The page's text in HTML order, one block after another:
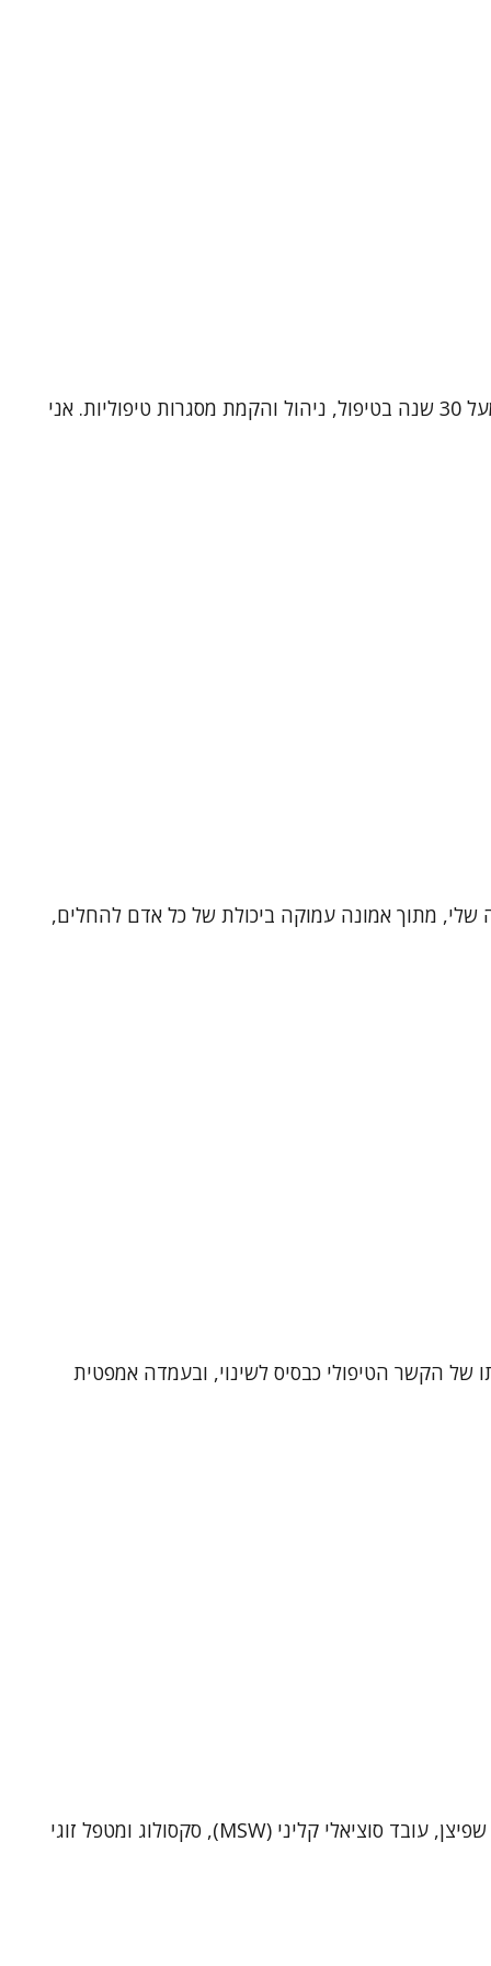
שמי ד"ר תלמה כהן, עובדת סוציאלית קלינית (MSW, Ph.D) ומטפלת זוגית ומשפחתית מוסמכת. אני בעלת ניסיון עשיר של מעל 30 שנה בטיפול, ניהול והקמת מסגרות טיפוליות. אני
שלי, מתוך אמונה עמוקה ביכולת של כל אדם להחלים,
של הקשר הטיפולי כבסיס לשינוי, ובעמדה אמפטית
שי שפיצן – פסיכותרפיסט, סקסולוג ומטפל זוגי (MSW)מטפל ביחידים ובזוגות בקליניקה בתל-אביב וכן בטיפול אונליין. אני שי שפיצן, עובד סוציאלי קליני (MSW), סקסולוג ומטפל זוגי